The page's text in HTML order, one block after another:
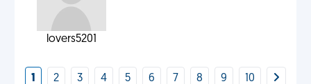
lovers5201
1 2 3 4 5 6 7 8 9 10